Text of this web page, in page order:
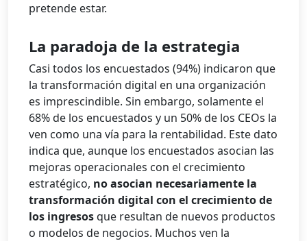
pretende estar.
La paradoja de la estrategia
Casi todos los encuestados (94%) indicaron que
la transformación digital en una organización
es imprescindible. Sin embargo, solamente el
68% de los encuestados y un 50% de los CEOs la
ven como una vía para la rentabilidad. Este dato
indica que, aunque los encuestados asocian las
mejoras operacionales con el crecimiento
estratégico, no asocian necesariamente la
transformación digital con el crecimiento de
los ingresosque resultan de nuevos productos
o modelos de negocios. Muchos ven la